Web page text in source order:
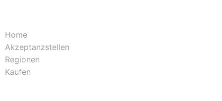
Home
Akzeptanzstellen
Regionen
Kaufen